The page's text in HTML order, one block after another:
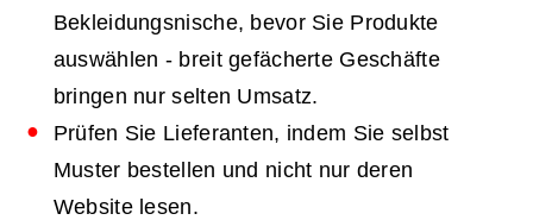
Bekleidungsnische, bevor Sie Produkte
auswählen - breit gefächerte Geschäfte
bringen nur selten Umsatz.
Prüfen Sie Lieferanten, indem Sie selbst
Muster bestellen und nicht nur deren
Website lesen.